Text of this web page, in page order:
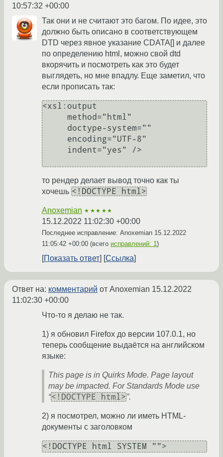
10:57:32 +00:00
Так они и не считают это багом. По идее, это
должно быть описано в соответствующем
DTD через явное указание CDATA[] и далее
по определению html, можно свой dtd
вкорячить и посмотреть как это будет
выглядеть, но мне впадлу. Еще заметил, что
если прописать так:
<xsl:output
то рендер делает вывод точно как ты
хочешь <!DOCTYPE html>
Anoxemian ★★★★★
15.12.2022 11:02:30 +00:00
Последнее исправление: Anoxemian 15.12.2022
11:05:42 +00:00 (всего исправлений: 1)
Показать ответ Ссылка
Ответ на: комментарий от Anoxemian 15.12.2022
11:02:30 +00:00
Что-то я делаю не так.
1) я обновил Firefox до версии 107.0.1, но
теперь сообщение выдаётся на английском
языке:
This page is in Quirks Mode. Page layout
may be impacted. For Standards Mode use
“<!DOCTYPE html>”.
2) я посмотрел, можно ли иметь HTML-
документы с заголовком
<!DOCTYPE html SYSTEM "">